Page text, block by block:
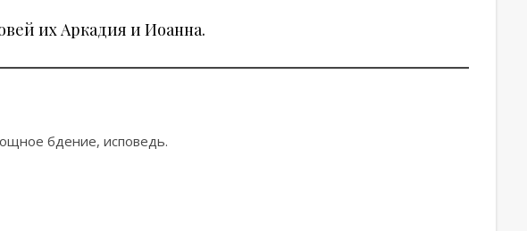
их Аркадия и Иоанна.
бдение, исповедь.